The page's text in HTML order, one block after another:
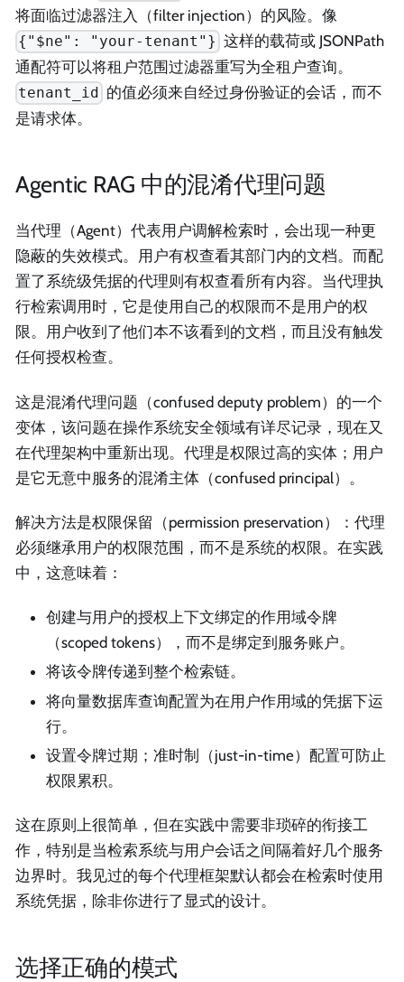
将面临过滤器注入（filter injection）的风险。像
{"$ne": "your-tenant"} 这样的载荷或 JSONPath
通配符可以将租户范围过滤器重写为全租户查询。
tenant_id
的值必须来自经过身份验证的会话，而不
是请求体。
Agentic RAG 中的混淆代理问题
当代理（Agent）代表用户调解检索时，会出现一种更
隐蔽的失效模式。用户有权查看其部门内的文档。而配
置了系统级凭据的代理则有权查看所有内容。当代理执
行检索调用时，它是使用自己的权限而不是用户的权
限。用户收到了他们本不该看到的文档，而且没有触发
任何授权检查。
这是混淆代理问题（confused deputy problem）的一个
变体，该问题在操作系统安全领域有详尽记录，现在又
在代理架构中重新出现。代理是权限过高的实体；用户
是它无意中服务的混淆主体（confused principal）。
解决方法是权限保留（permission preservation）：代理
必须继承用户的权限范围，而不是系统的权限。在实践
中，这意味着：
创建与用户的授权上下文绑定的作用域令牌
（scoped tokens），而不是绑定到服务账户。
将该令牌传递到整个检索链。
将向量数据库查询配置为在用户作用域的凭据下运
行。
设置令牌过期；准时制（just-in-time）配置可防止
权限累积。
这在原则上很简单，但在实践中需要非琐碎的衔接工
作，特别是当检索系统与用户会话之间隔着好几个服务
边界时。我见过的每个代理框架默认都会在检索时使用
系统凭据，除非你进行了显式的设计。
选择正确的模式